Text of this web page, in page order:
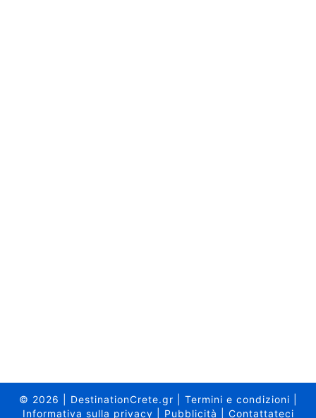
© 2026 DestinationCrete.gr Termini e condizioni
Informativa sulla privacy
Pubblicità Contattateci